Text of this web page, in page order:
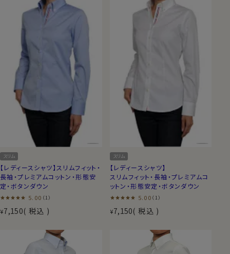
スリム
【レディースシャツ】スリムフィット・
長袖・プレミアムコットン・形態安
定・ボタンダウン
5.00 （1）
¥7,150 税込
スリム
【レディースシャツ】
スリムフィット・長袖・プレミアムコ
ットン・形態安定・ボタンダウン
5.00 （1）
¥7,150 税込